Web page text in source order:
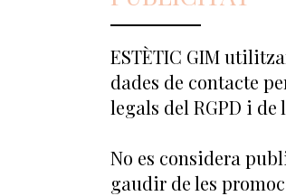
ESTÈTIC GIM
dades de contacte
legals del RGPD i de
No es considera
gaudir de les